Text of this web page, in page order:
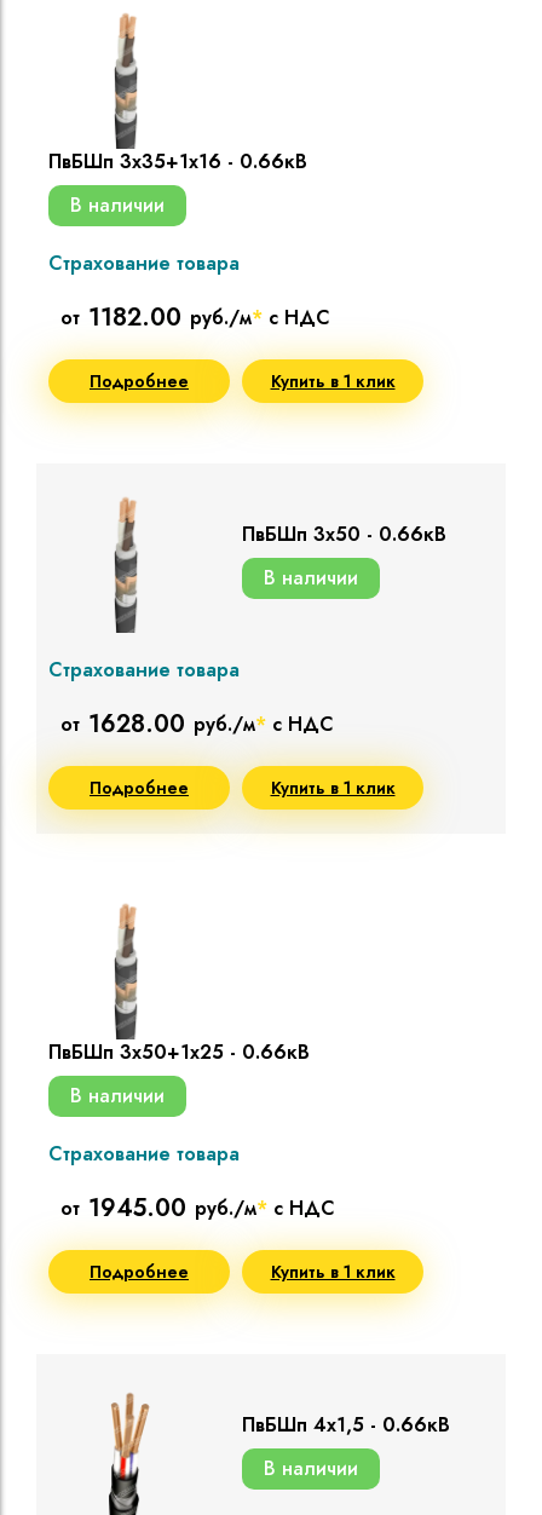
ПвБШп 3х35+1х16 - 0.66кВ
В наличии
Страхование товара
от 1182.00 руб./м* с НДС
Подробнее Купить в 1 клик
ПвБШп 3х50 - 0.66кВ
В наличии
Страхование товара
от 1628.00 руб./м* с НДС
Подробнее Купить в 1 клик
ПвБШп 3х50+1х25 - 0.66кВ
В наличии
Страхование товара
от 1945.00 руб./м* с НДС
Подробнее Купить в 1 клик
ПвБШп 4х1,5 - 0.66кВ
В наличии